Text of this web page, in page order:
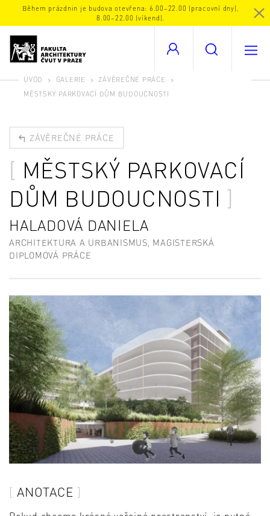
Během prázdnin je budova otevřena: 6.00–22.00 (pracovní dny),
8.00–22.00 (víkend).
ÚVOD GALERIE
ZÁVĚREČNÉ PRÁCE
MĚSTSKÝ PARKOVACÍ DŮM BUDOUCNOSTI
ZÁVĚREČNÉ PRÁCE
MĚSTSKÝ PARKOVACÍ
DŮM BUDOUCNOSTI
HALADOVÁ DANIELA
ARCHITEKTURA A URBANISMUS, MAGISTERSKÁ
DIPLOMOVÁ PRÁCE
ANOTACE